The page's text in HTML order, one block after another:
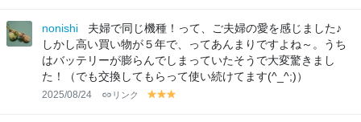
lo
w
lo
w
lo
w
nonishi
夫婦で同じ機種！って、ご夫婦の愛を感じました♪
しかし高い買い物が５年で、ってあんまりですよね～。うち
はバッテリーが膨らんでしまっていたそうで大変驚きまし
た！（でも交換してもらって使い続けてます(^_^;)）
2025/08/24 リンク
y y